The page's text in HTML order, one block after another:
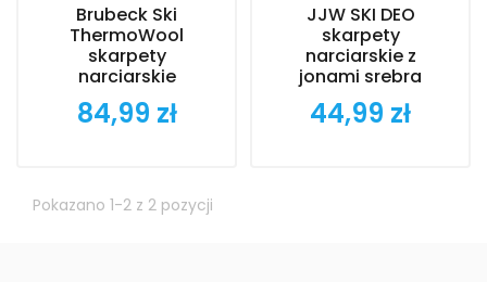
Brubeck Ski
ThermoWool
skarpety
narciarskie
Cena
84,99 zł
JJW SKI DEO
skarpety
narciarskie z
jonami srebra
Cena
44,99 zł
Pokazano 1-2 z 2 pozycji